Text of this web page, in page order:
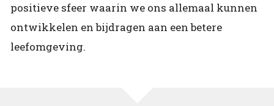
positieve sfeer waarin we ons allemaal kunnen
ontwikkelen en bijdragen aan een betere
leefomgeving.